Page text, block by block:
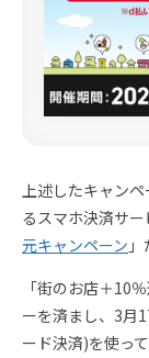
上述したキャン
るスマホ決済サ
元キャンペーン 」
「街のお店＋10
ーを済まし、3月
ード決済)を使っ